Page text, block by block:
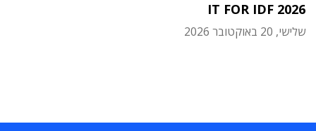
IT FOR IDF 2026
שלישי, 20 באוקטובר 2026